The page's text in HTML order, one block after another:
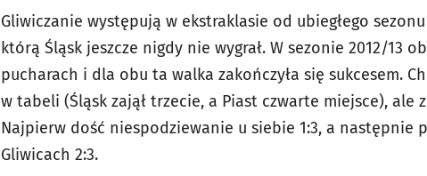
Gliwiczanie występują w ekstraklasie od ubiegłego
którą Śląsk jeszcze nigdy nie wygrał. W sezonie 2012/13
pucharach i dla obu ta walka zakończyła się sukcesem.
w tabeli (Śląsk zajął trzecie, a Piast czwarte miejsce),
Najpierw dość niespodziewanie u siebie 1:3, a
Gliwicach 2:3.